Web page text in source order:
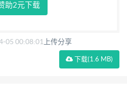
助2元下载
05 00:08:01 上传分享
下载(1.6 MB)